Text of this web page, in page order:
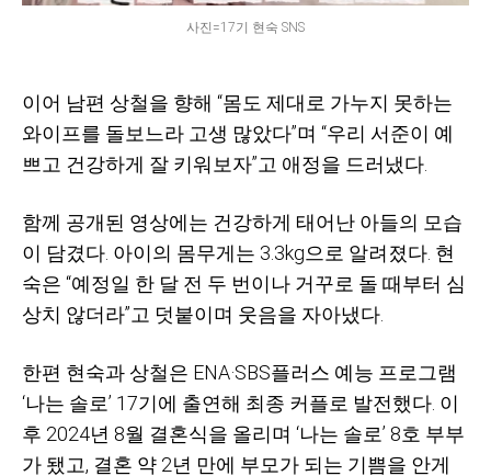
사진=17기 현숙 SNS
이어 남편 상철을 향해 “몸도 제대로 가누지 못하는
와이프를 돌보느라 고생 많았다”며 “우리 서준이 예
쁘고 건강하게 잘 키워보자”고 애정을 드러냈다.
함께 공개된 영상에는 건강하게 태어난 아들의 모습
이 담겼다. 아이의 몸무게는 3.3kg으로 알려졌다. 현
숙은 “예정일 한 달 전 두 번이나 거꾸로 돌 때부터 심
상치 않더라”고 덧붙이며 웃음을 자아냈다.
한편 현숙과 상철은 ENA·SBS플러스 예능 프로그램
‘나는 솔로’ 17기에 출연해 최종 커플로 발전했다. 이
후 2024년 8월 결혼식을 올리며 ‘나는 솔로’ 8호 부부
가 됐고, 결혼 약 2년 만에 부모가 되는 기쁨을 안게